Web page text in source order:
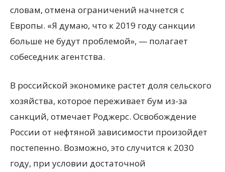
словам, отмена ограничений начнется с
Европы. «Я думаю, что к 2019 году санкции
больше не будут проблемой», — полагает
собеседник агентства.
В российской экономике растет доля сельского
хозяйства, которое переживает бум из-за
санкций, отмечает Роджерс. Освобождение
России от нефтяной зависимости произойдет
постепенно. Возможно, это случится к 2030
году, при условии достаточной